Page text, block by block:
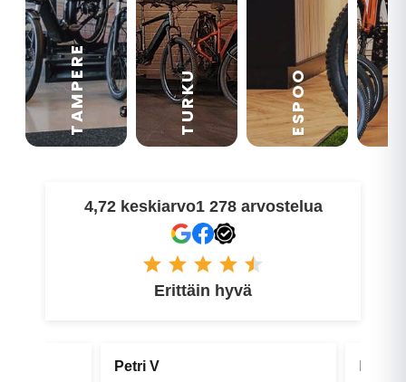
TAMPERE TURKU ESPOO
4,72 keskiarvo1 278 arvostelua
Erittäin hyvä
Petri V